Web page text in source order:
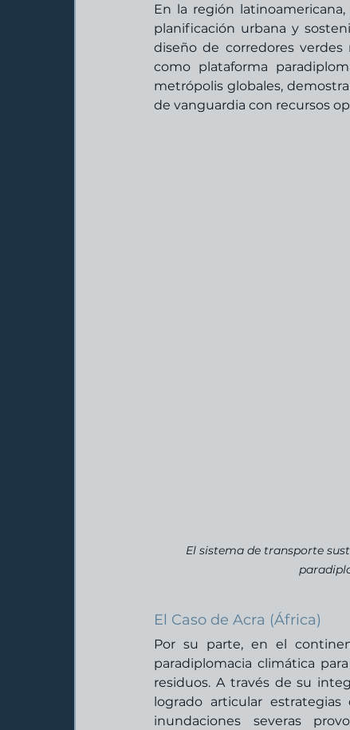
En la región
planificación urbana y
diseño de corredores
como plataforma
metrópolis globales,
de vanguardia con recursos
El sistema de transporte
El Caso de Acra (África)
Por su parte, en el
paradiplomacia climática
residuos. A través de su
logrado articular
inundaciones severas